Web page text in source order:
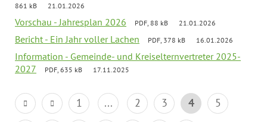
861 kB
21.01.2026
Vorschau - Jahresplan 2026 PDF, 88 kB 21.01.2026
Bericht - Ein Jahr voller Lachen PDF, 378 kB 16.01.2026
Information - Gemeinde- und Kreiselternvertreter 2025-
2027
PDF, 635 kB 17.11.2025
1 ... 2 3 4
5